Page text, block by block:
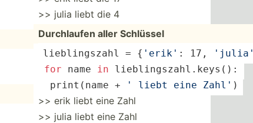
>> julia liebt die 4
Durchl­aufen aller Schlüssel
liebli­ngszahl = { 'erik' : 17,
for name in liebli­ngs­zah­l.k­eys():
print (name + ' liebt eine Zahl' )
>> erik liebt eine Zahl
>> julia liebt eine Zahl